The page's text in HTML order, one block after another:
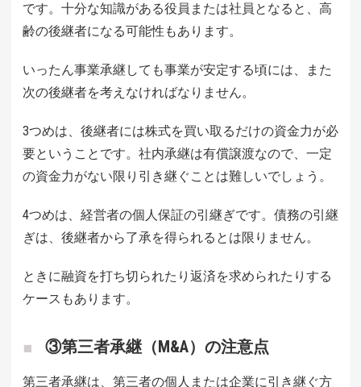
です。十分な知識がある役員または社員となると、高
齢の後継者になる可能性もあります。
いったん事業承継しても事業が安定する頃には、また
次の後継者を考えなければなりません。
3つめは、後継者には株式を買い取るだけの資金力が必
要ということです。社内承継は有償譲渡なので、一定
の資金力がない限り引き継ぐことは難しいでしょう。
4つめは、経営者の個人保証の引継ぎです。債務の引継
ぎは、後継者から了承を得られるとは限りません。
ときに融資を打ち切られたり返済を求められたりする
ケースもあります。
③第三者承継（M&A）の注意点
第三者承継は、第三者の個人または企業に引き継ぐ方